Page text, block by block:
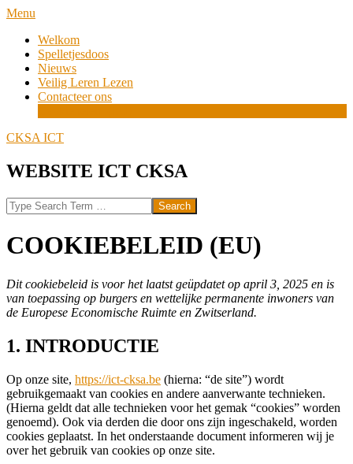
Skip
content
Navigation
Menu
Welkom
Spelletjesdoos
Nieuws
Veilig Leren Lezen
Contacteer ons
CKSA ICT
WEBSITE ICT CKSA
Search
COOKIEBELEID (EU)
Dit cookiebeleid is voor het laatst geüpdatet op april 3, 2025 en is
van toepassing op burgers en wettelijke permanente inwoners van
de Europese Economische Ruimte en Zwitserland.
1. INTRODUCTIE
Op onze site, https://ict-cksa.be (hierna: “de site”) wordt
gebruikgemaakt van cookies en andere aanverwante technieken.
(Hierna geldt dat alle technieken voor het gemak “cookies” worden
genoemd). Ook via derden die door ons zijn ingeschakeld, worden
cookies geplaatst. In het onderstaande document informeren wij je
over het gebruik van cookies op onze site.